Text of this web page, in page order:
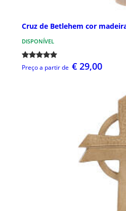
Cruz de Betlehem cor
DISPONÍVEL
Preço a partir de € 29,00